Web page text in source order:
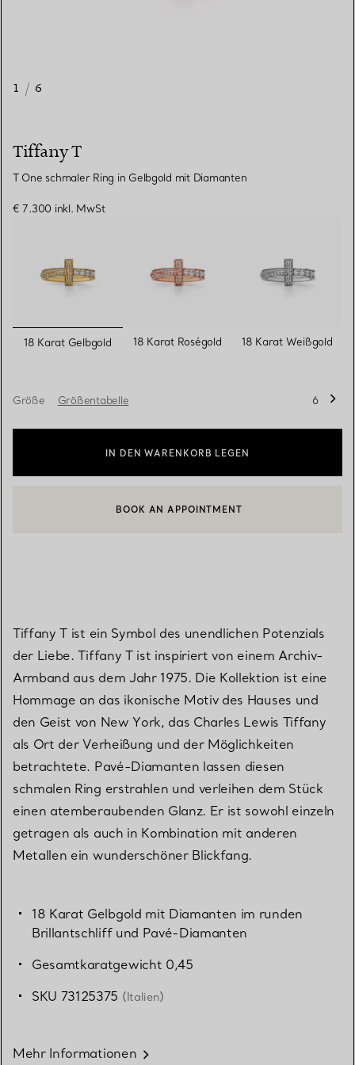
1 / 6
Tiffany T
T One schmaler Ring in Gelbgold mit Diamanten
€ 7.300 inkl. MwSt
ausgewählt
18 Karat Gelbgold 18 Karat Roségold 18 Karat Weißgold
Größe Größentabelle 6
IN DEN WARENKORB LEGEN
EINEN KUNDENBERATER KONTAKTIEREN ODER EINEN
BOOK AN APPOINTMENT
Tiffany T ist ein Symbol des unendlichen Potenzials
der Liebe. Tiffany T ist inspiriert von einem Archiv-
Armband aus dem Jahr 1975. Die Kollektion ist eine
Hommage an das ikonische Motiv des Hauses und
den Geist von New York, das Charles Lewis Tiffany
als Ort der Verheißung und der Möglichkeiten
betrachtete. Pavé-Diamanten lassen diesen
schmalen Ring erstrahlen und verleihen dem Stück
einen atemberaubenden Glanz. Er ist sowohl einzeln
getragen als auch in Kombination mit anderen
Metallen ein wunderschöner Blickfang.
18 Karat Gelbgold mit Diamanten im runden
Brillantschliff und Pavé-Diamanten
Gesamtkaratgewicht 0,45
SKU 73125375 (Italien)
Mehr Informationen